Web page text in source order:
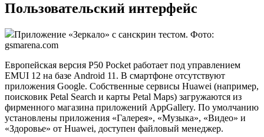
Пользовательский интерфейс
Приложение «Зеркало» с санскрин тестом. Фото:
gsmarena.com
Европейская версия P50 Pocket работает под управлением
EMUI 12 на базе Android 11. В смартфоне отсутствуют
приложения Google. Собственные сервисы Huawei (например,
поисковик Petal Search и карты Petal Maps) загружаются из
фирменного магазина приложений AppGallery. По умолчанию
установлены приложения «Галерея», «Музыка», «Видео» и
«Здоровье» от Huawei, доступен файловый менеджер.